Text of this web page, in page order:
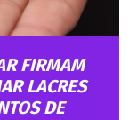
FIRMAM
LACRES
DE